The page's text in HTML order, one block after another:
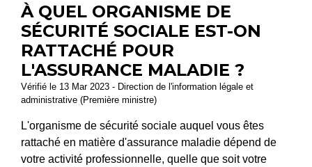
À QUEL ORGANISME DE
SÉCURITÉ SOCIALE EST-ON
RATTACHÉ POUR
L'ASSURANCE MALADIE ?
Vérifié le 13 Mar 2023 - Direction de l'information légale et
administrative (Première ministre)
L'organisme de sécurité sociale auquel vous êtes
rattaché en matière d'assurance maladie dépend de
votre activité professionnelle, quelle que soit votre